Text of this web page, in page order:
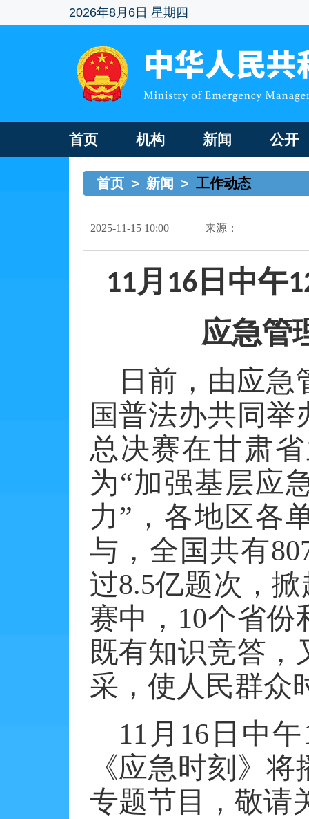
2026年8月6日 星期四
首页 机构 新闻 公开
首页 > 新闻 > 工作动态
2025-11-15 10:00 来源：
11月 16 日中午
应急管
日前，由应
国普法办共同
总决赛在甘肃
为“加强基层应
力”，各地区各
与，全国共有
过8.5亿题次，
赛中， 10个省份
既有知识竞答
采，使人民群众
11 月 16 日中午
《应急时刻》
专题节目，敬请